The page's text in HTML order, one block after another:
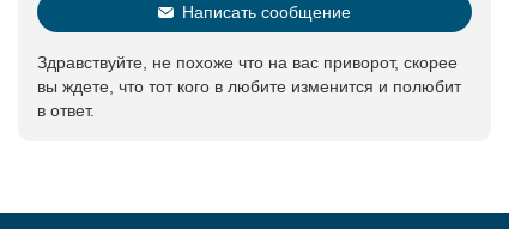
Написать сообщение
Здравствуйте, не похоже что на вас приворот, скорее
вы ждете, что тот кого в любите изменится и полюбит
в ответ.